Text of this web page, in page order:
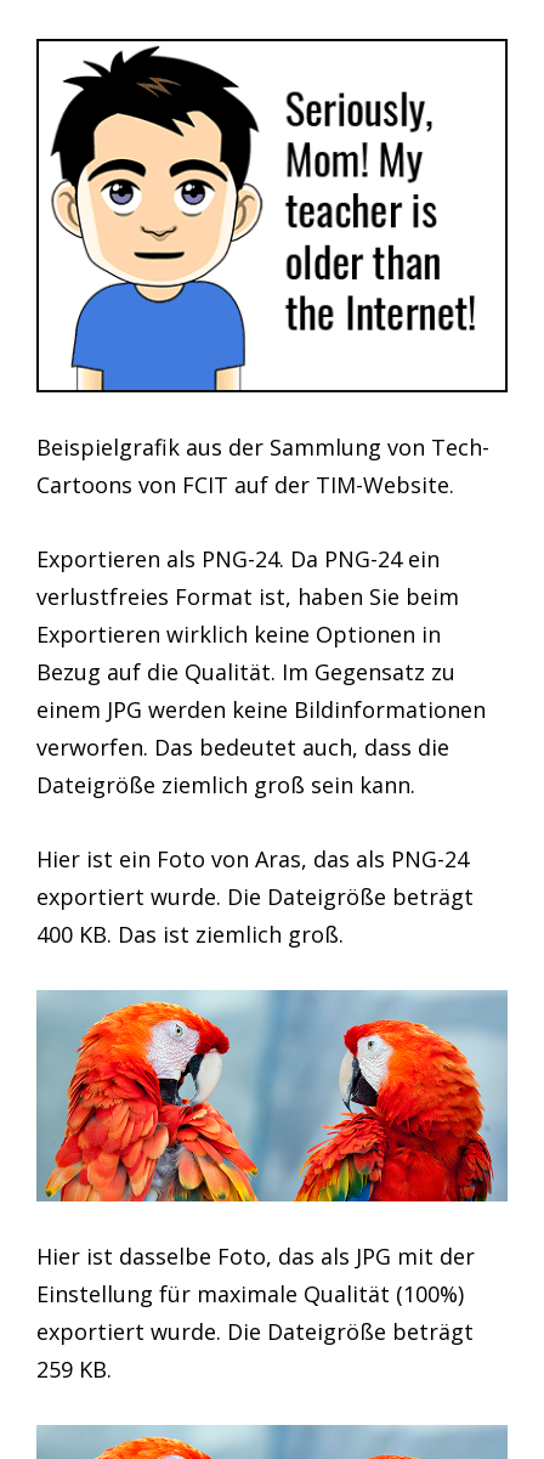
Beispielgrafik aus der Sammlung von Tech-
Cartoons von FCIT auf der TIM-Website.
Exportieren als PNG-24. Da PNG-24 ein
verlustfreies Format ist, haben Sie beim
Exportieren wirklich keine Optionen in
Bezug auf die Qualität. Im Gegensatz zu
einem JPG werden keine Bildinformationen
verworfen. Das bedeutet auch, dass die
Dateigröße ziemlich groß sein kann.
Hier ist ein Foto von Aras, das als PNG-24
exportiert wurde. Die Dateigröße beträgt
400 KB. Das ist ziemlich groß.
Hier ist dasselbe Foto, das als JPG mit der
Einstellung für maximale Qualität (100%)
exportiert wurde. Die Dateigröße beträgt
259 KB.